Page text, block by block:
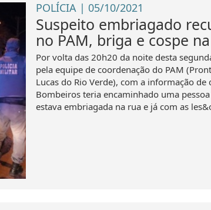
POLÍCIA | 05/10/2021
Suspeito embriagado
no PAM, briga e cospe
Por volta das 20h20 da noite desta
pela equipe de coordenação do PAM
Lucas do Rio Verde), com a informação
Bombeiros teria encaminhado uma
estava embriagada na rua e já com as